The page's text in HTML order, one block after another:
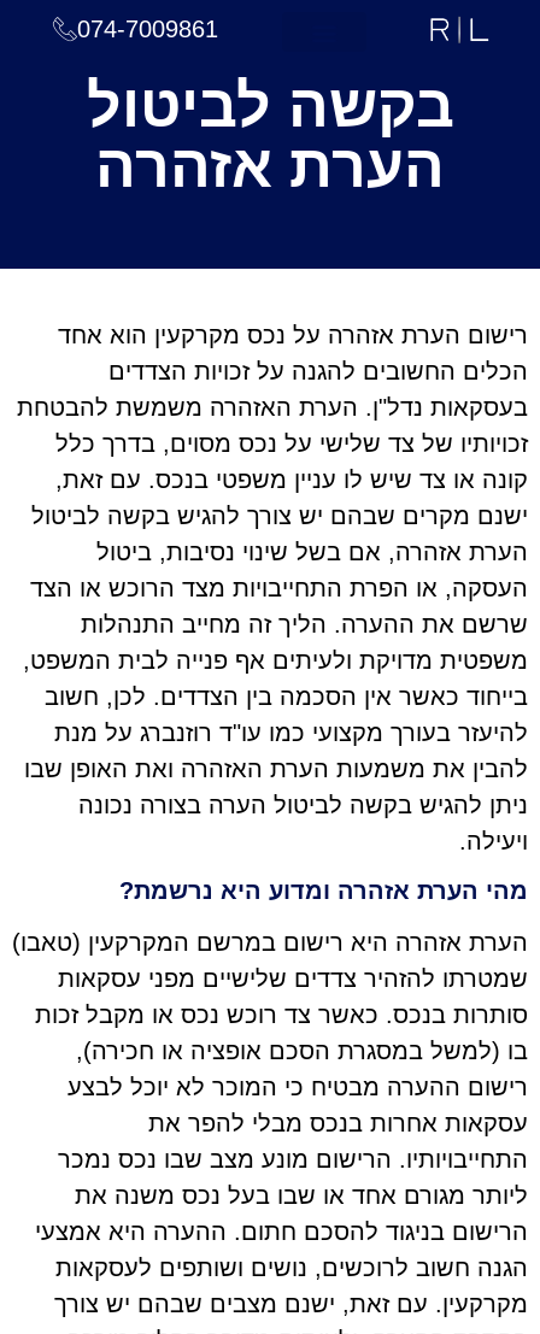
074-7009861
בקשה לביטול
הערת אזהרה
רישום הערת אזהרה על נכס מקרקעין הוא אחד
הכלים החשובים להגנה על זכויות הצדדים
בעסקאות נדל"ן. הערת האזהרה משמשת להבטחת
זכויותיו של צד שלישי על נכס מסוים, בדרך כלל
קונה או צד שיש לו עניין משפטי בנכס. עם זאת,
ישנם מקרים שבהם יש צורך להגיש בקשה לביטול
הערת אזהרה, אם בשל שינוי נסיבות, ביטול
העסקה, או הפרת התחייבויות מצד הרוכש או הצד
שרשם את ההערה. הליך זה מחייב התנהלות
משפטית מדויקת ולעיתים אף פנייה לבית המשפט,
בייחוד כאשר אין הסכמה בין הצדדים. לכן, חשוב
להיעזר בעורך מקצועי כמו עו"ד רוזנברג על מנת
להבין את משמעות הערת האזהרה ואת האופן שבו
ניתן להגיש בקשה לביטול הערה בצורה נכונה
ויעילה.
מהי הערת אזהרה ומדוע היא נרשמת?
הערת אזהרה היא רישום במרשם המקרקעין (טאבו)
שמטרתו להזהיר צדדים שלישיים מפני עסקאות
סותרות בנכס. כאשר צד רוכש נכס או מקבל זכות
בו (למשל במסגרת הסכם אופציה או חכירה),
רישום ההערה מבטיח כי המוכר לא יוכל לבצע
עסקאות אחרות בנכס מבלי להפר את
התחייבויותיו. הרישום מונע מצב שבו נכס נמכר
ליותר מגורם אחד או שבו בעל נכס משנה את
הרישום בניגוד להסכם חתום. ההערה היא אמצעי
הגנה חשוב לרוכשים, נושים ושותפים לעסקאות
מקרקעין. עם זאת, ישנם מצבים שבהם יש צורך